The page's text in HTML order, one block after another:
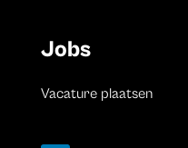
Jobs
Vacature plaatsen